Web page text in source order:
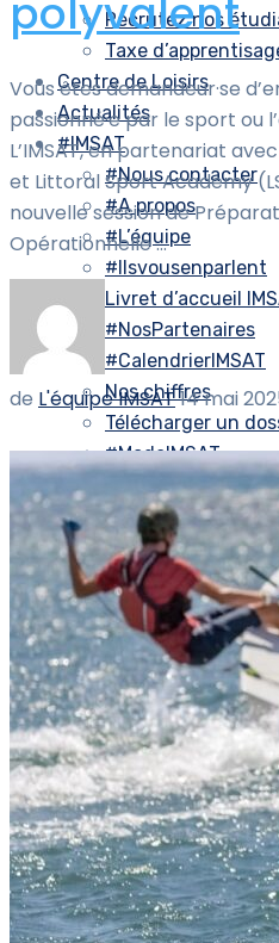
Recrutez nos
Taxe
Centre de Loisirs
Actualités
#IMSAT
#Nous contacter
#A propos
#L’équipe
#Ilsvousenparlent
Livret d’accueil
#NosPartenaires
#CalendrierIMSAT
Nos chiffres
Télécharger un
#MadeIMSAT
Numéro 1
Numéro 2
Liens Intra
polyvalent
Vous êtes demandeur·se
passionné·e par le sport ou
L’IMSAT, en partenariat
et Littoral Sport Academy
nouvelle session de
Opérationnelle ...
de L'équipe IMSAT14 mai